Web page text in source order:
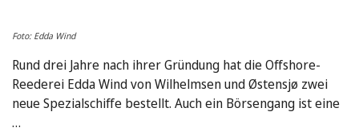
Foto: Edda Wind
Rund drei Jahre nach ihrer Gründung hat die Offshore-
Reederei Edda Wind von Wilhelmsen und Østensjø zwei
neue Spezialschiffe bestellt. Auch ein Börsengang ist eine
…